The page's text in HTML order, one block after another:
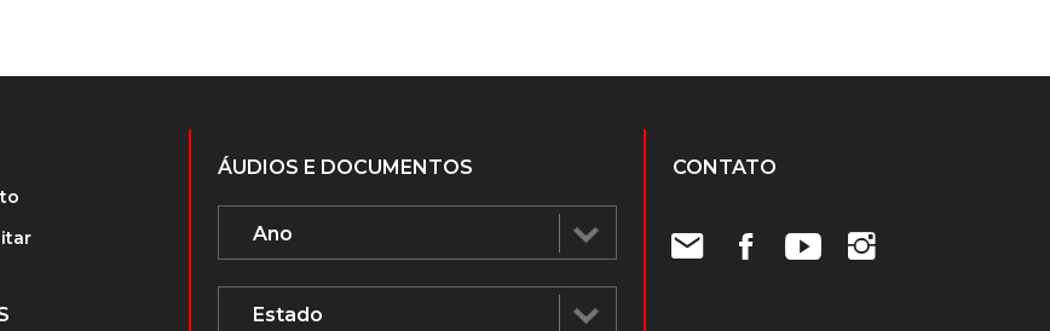
ÁUDIOS E DOCUMENTOS CONTATO